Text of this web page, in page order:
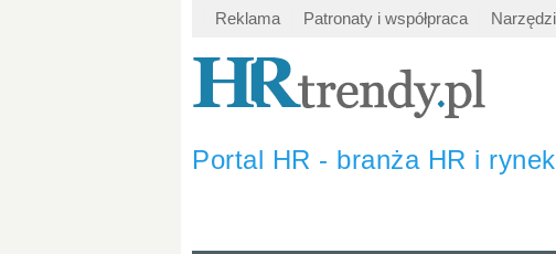
Reklama Patronaty i współpraca
Portal HR - branża HR i